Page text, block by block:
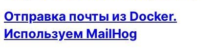
Отправка почты из Docker.
Используем MailHog